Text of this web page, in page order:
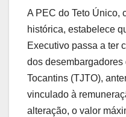
A PEC do Teto Único,
histórica, estabelece
Executivo passa a ter
dos
Tocantins (TJTO),
vinculado à
alteração, o valor